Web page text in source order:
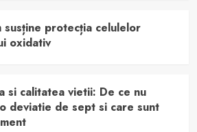
susține protecția celulelor
oxidativ
si calitatea vietii: De ce nu
deviatie de sept si care sunt